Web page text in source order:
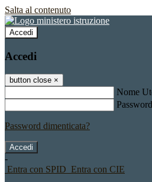
Salta al contenuto
Accedi
Accedi
button close ×
Nome
Password
Password dimenticata?
-
Entra con SPID Entra con CIE